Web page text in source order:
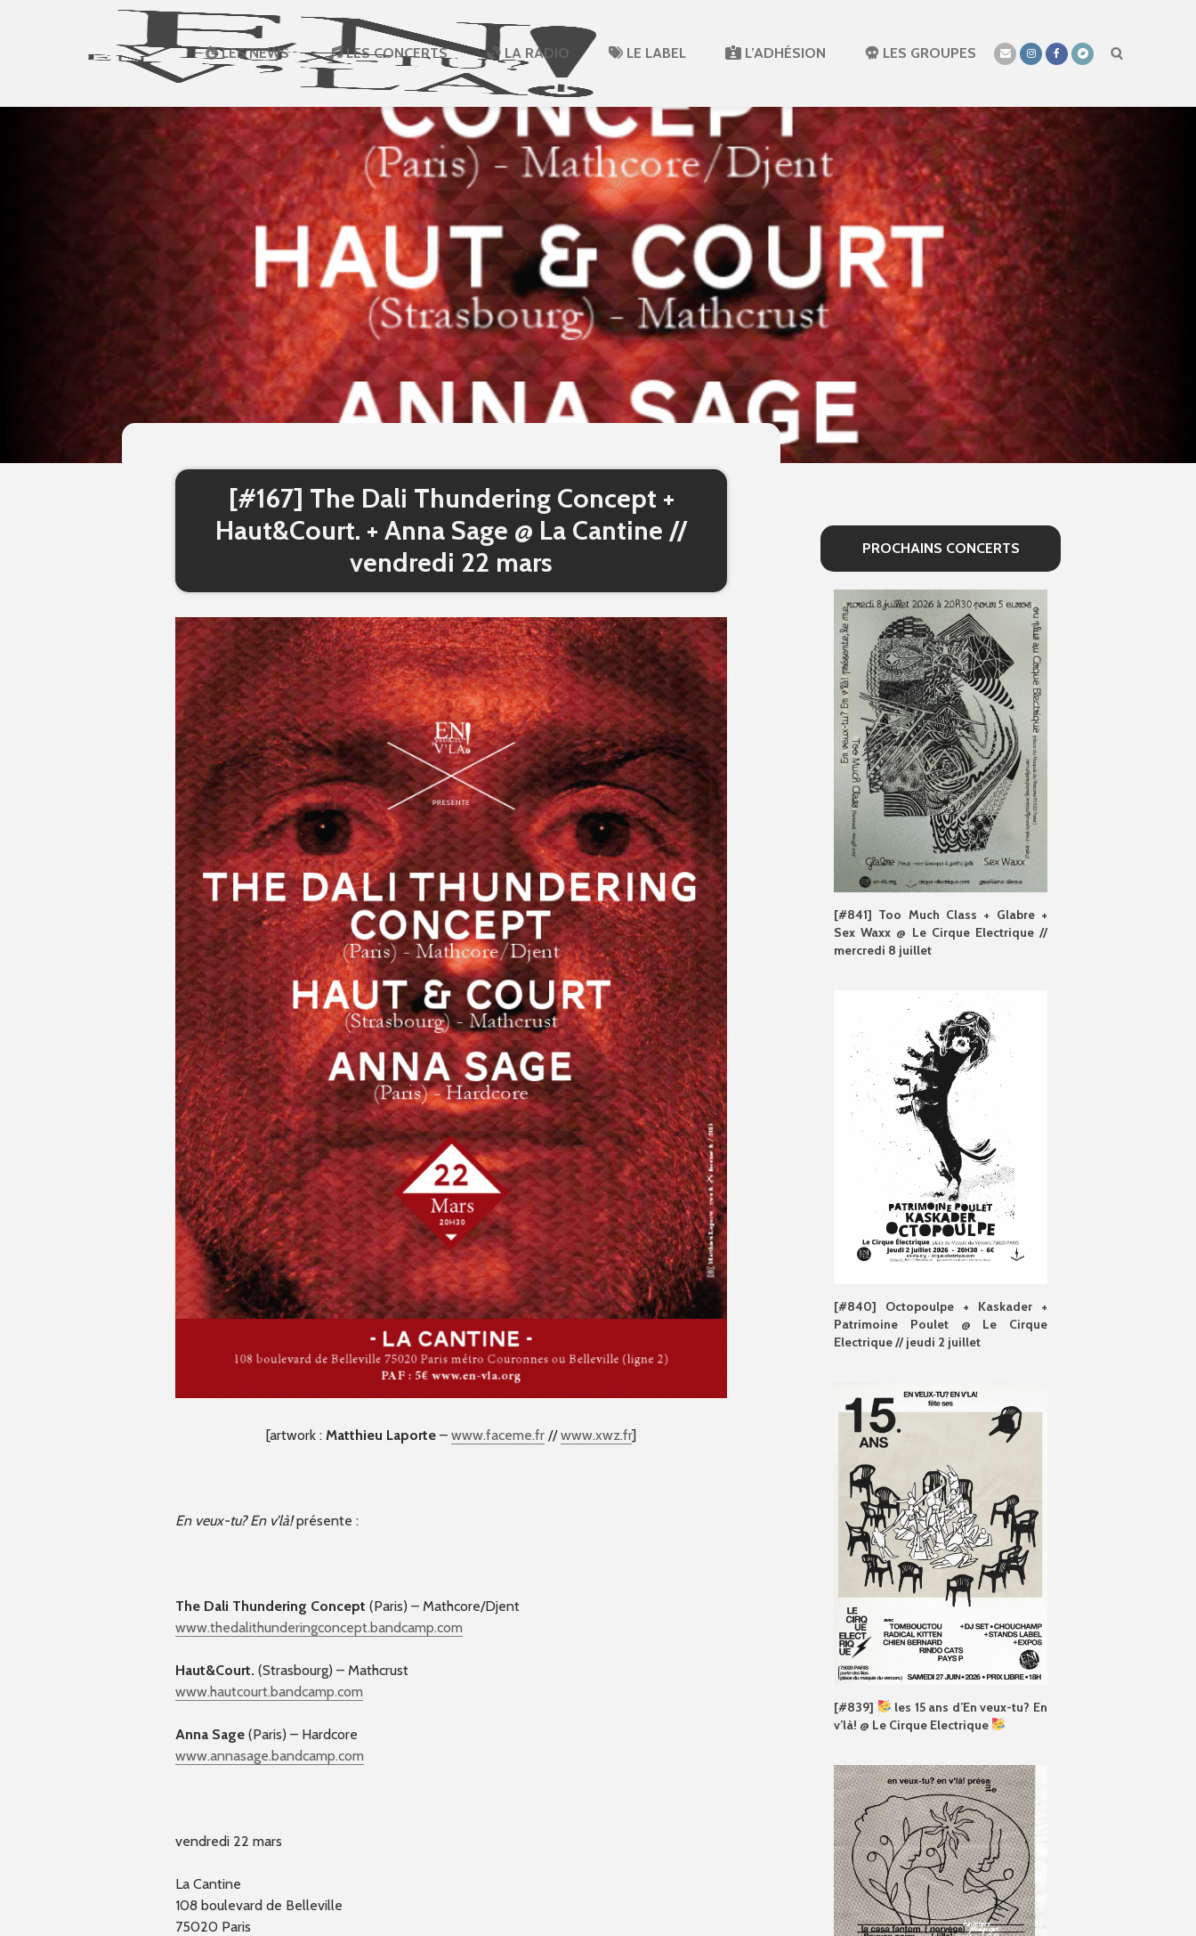
LES NEWS LES CONCERTS LA RADIO LE LABEL L’ADHÉSION LES GROUPES
[#167] The Dali Thundering Concept +
Haut&Court. + Anna Sage @ La Cantine //
vendredi 22 mars
[artwork : Matthieu Laporte – www.faceme.fr //www.xwz.fr]
En veux-tu? En v’là!présente :
The Dali Thundering Concept (Paris) – Mathcore/Djent
www.thedalithunderingconcept.bandcamp.com
Haut&Court. (Strasbourg) – Mathcrust
www.hautcourt.bandcamp.com
Anna Sage (Paris) – Hardcore
www.annasage.bandcamp.com
vendredi 22 mars
La Cantine
108 boulevard de Belleville
75020 Paris
PROCHAINS CONCERTS
[#841] Too Much Class + Glabre +
Sex Waxx @ Le Cirque Electrique //
mercredi 8 juillet
[#840] Octopoulpe + Kaskader +
Patrimoine Poulet @ Le Cirque
Electrique // jeudi 2 juillet
[#839]
les 15 ans d’En veux-tu? En
v’là! @ Le Cirque Electrique